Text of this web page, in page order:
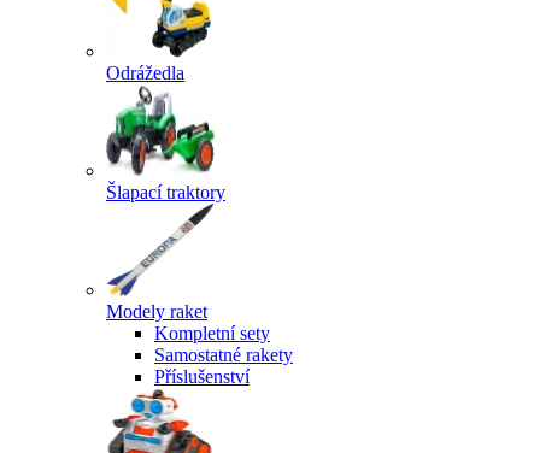
Odrážedla
Šlapací traktory
Modely raket
Kompletní sety
Samostatné rakety
Příslušenství